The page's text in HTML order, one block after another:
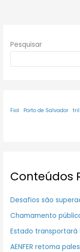
Pesquisar
Fiol Porto de Salvador
Conteúdos
Desafios são
Chamamento
Estado transportará
AENFER retoma